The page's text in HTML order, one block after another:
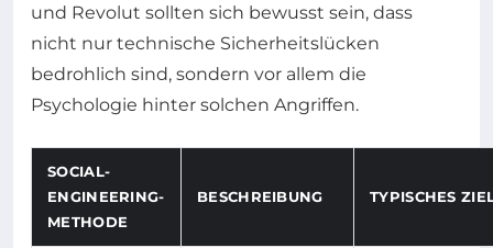
und Revolut sollten sich bewusst sein, dass
nicht nur technische Sicherheitslücken
bedrohlich sind, sondern vor allem die
Psychologie hinter solchen Angriffen.
SOCIAL-
ENGINEERING-
METHODE
BESCHREIBUNG TYPISCHES